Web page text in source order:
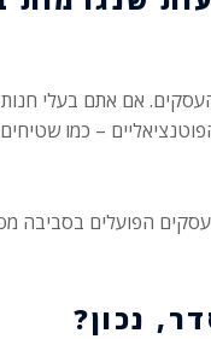
אם אתם בעלי
הפוטנציאליים – כמו
הפועלים בסביבה